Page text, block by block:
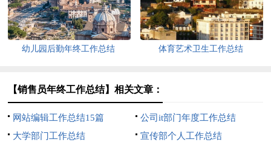
幼儿园后勤年终工作总结 体育艺术卫生工作总结
【销售员年终工作总结】相关文章：
网站编辑工作总结15篇
公司it部门年度工作总结
大学部门工作总结
宣传部个人工作总结